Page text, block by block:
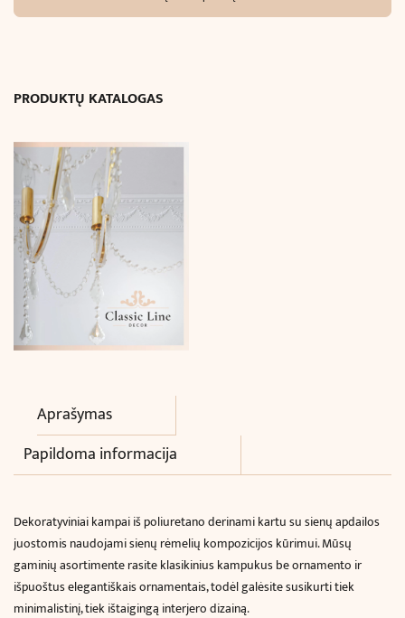
juostai
cm)
PRODUKTŲ KATALOGAS
Aprašymas
Papildoma informacija
Dekoratyviniai kampai iš poliuretanoderinami kartu su sienų apdailos
juostomis naudojami sienų rėmelių kompozicijos kūrimui. Mūsų
gaminių asortimente rasite klasikinius kampukus be ornamento ir
išpuoštus elegantiškais ornamentais, todėl galėsite susikurti tiek
minimalistinį, tiek ištaigingą interjero dizainą.